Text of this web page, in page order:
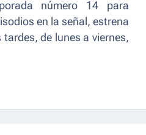
número 14 para
en la señal, estrena
de lunes a viernes,